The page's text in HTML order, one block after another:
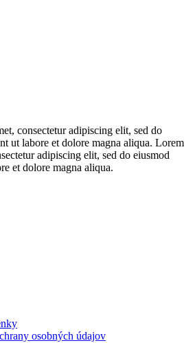
consectetur adipiscing elit, sed do
ut labore et dolore magna aliqua. Lorem
adipiscing elit, sed do eiusmod
et dolore magna aliqua.
osobných údajov